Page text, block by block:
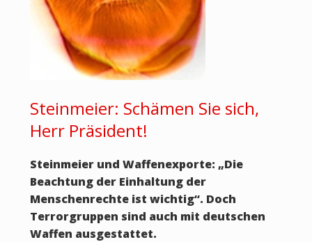
Steinmeier: Schämen Sie sich,
Herr Präsident!
Steinmeier und Waffenexporte: „Die
Beachtung der Einhaltung der
Menschenrechte ist wichtig“. Doch
Terrorgruppen sind auch mit deutschen
Waffen ausgestattet.